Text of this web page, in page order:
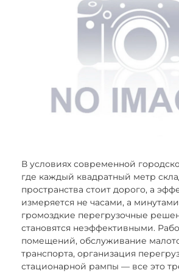
В условиях современной
где каждый квадратный метр
пространства стоит дорого, а
измеряется не часами, а
громоздкие перегрузочные
становятся неэффективными.
помещений, обслуживание
транспорта, организация
стационарной рампы — все это